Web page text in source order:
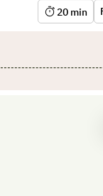
20 min